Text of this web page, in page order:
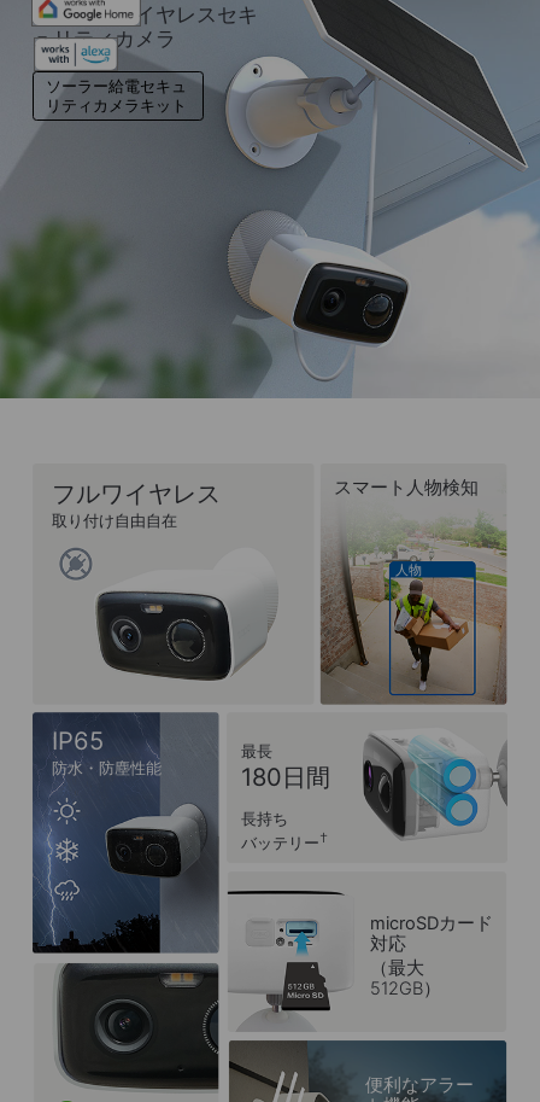
屋外フルワイヤレスセキ
ュリティカメラ
ソーラー給電セキュ
リティカメラキット
フルワイヤレス
取り付け自由自在
スマート人物検知
人物
IP65
防水・防塵性能
最長
180日間
長持ち
バッテリー†
microSDカード
対応
（最大
512GB）
便利なアラー